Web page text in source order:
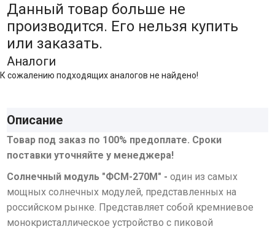
Данный товар больше не
производится. Его нельзя купить
или заказать.
Аналоги
К сожалению подходящих аналогов не найдено!
Описание
Товар под заказ по 100% предоплате. Сроки
поставки уточняйте у менеджера!
Солнечный модуль "ФСМ-270М" -один из самых
мощных солнечных модулей, представленных на
российском рынке. Представляет собой кремниевое
монокристаллическое устройство с пиковой